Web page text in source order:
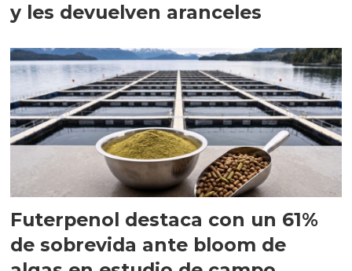
y les devuelven aranceles
Futerpenol destaca con un 61%
de sobrevida ante bloom de